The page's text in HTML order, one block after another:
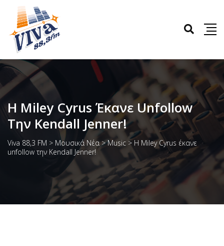
H Miley Cyrus Έκανε Unfollow
Την Kendall Jenner!
Viva 88,3 FM > Μουσικά Νέα>Music > H Miley Cyrus έκανε
unfollow την Kendall Jenner!